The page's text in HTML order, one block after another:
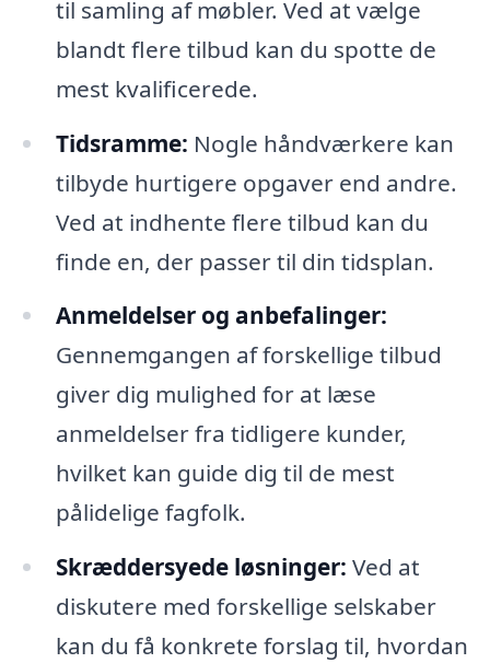
til samling af møbler. Ved at vælge
blandt flere tilbud kan du spotte de
mest kvalificerede.
Tidsramme: Nogle håndværkere kan
tilbyde hurtigere opgaver end andre.
Ved at indhente flere tilbud kan du
finde en, der passer til din tidsplan.
Anmeldelser og anbefalinger:
Gennemgangen af forskellige tilbud
giver dig mulighed for at læse
anmeldelser fra tidligere kunder,
hvilket kan guide dig til de mest
pålidelige fagfolk.
Skræddersyede løsninger: Ved at
diskutere med forskellige selskaber
kan du få konkrete forslag til, hvordan